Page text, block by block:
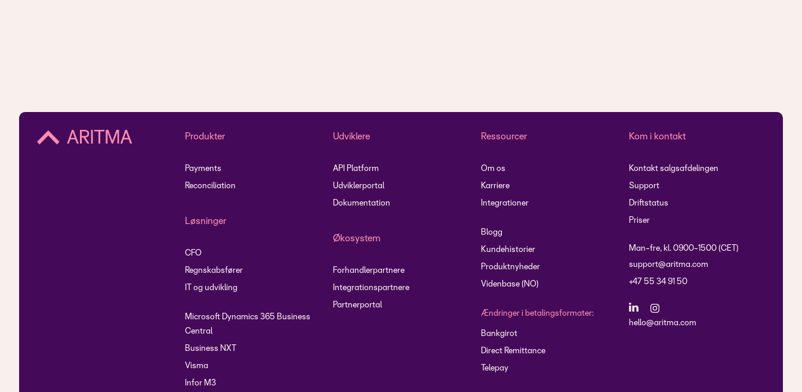
Produkter
Payments
Reconciliation
Løsninger
CFO
Regnskabsfører
IT og udvikling
Microsoft Dynamics 365 Business
Central
Business NXT
Visma
Infor M3
Udviklere
API Platform
Udviklerportal
Dokumentation
Økosystem
Forhandlerpartnere
Integrationspartnere
Partnerportal
Ressourcer
Om os
Karriere
Integrationer
Blogg
Kundehistorier
Produktnyheder
Videnbase (NO)
Ændringer i betalingsformater:
Bankgirot
Direct Remittance
Telepay
Kom i kontakt
Kontakt salgsafdelingen
Support
Driftstatus
Priser
Man-fre, kl. 0900-1500 (CET)
support@aritma.com
+47 55 34 91 50
hello@aritma.com